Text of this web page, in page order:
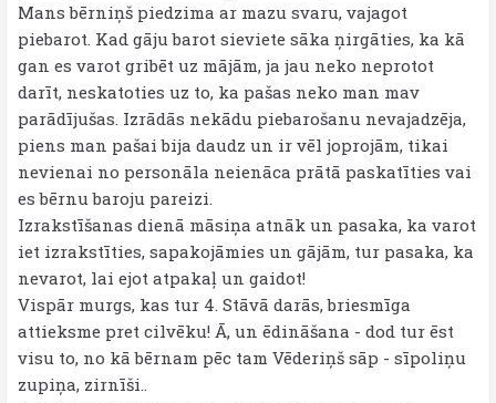
Mans bērniņš piedzima ar mazu svaru, vajagot
piebarot. Kad gāju barot sieviete sāka ņirgāties, ka kā
gan es varot gribēt uz mājām, ja jau neko neprotot
darīt, neskatoties uz to, ka pašas neko man mav
parādījušas. Izrādās nekādu piebarošanu nevajadzēja,
piens man pašai bija daudz un ir vēl joprojām, tikai
nevienai no personāla neienāca prātā paskatīties vai
es bērnu baroju pareizi.
Izrakstīšanas dienā māsiņa atnāk un pasaka, ka varot
iet izrakstīties, sapakojāmies un gājām, tur pasaka, ka
nevarot, lai ejot atpakaļ un gaidot!
Vispār murgs, kas tur 4. Stāvā darās, briesmīga
attieksme pret cilvēku! Ā, un ēdināšana - dod tur ēst
visu to, no kā bērnam pēc tam Vēderiņš sāp - sīpoliņu
zupiņa, zirnīši..